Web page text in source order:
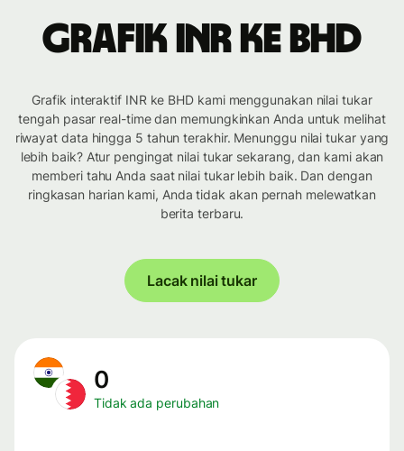
Grafik INR ke BHD
Grafik interaktif INR ke BHD kami menggunakan nilai tukar
tengah pasar real-time dan memungkinkan Anda untuk melihat
riwayat data hingga 5 tahun terakhir. Menunggu nilai tukar yang
lebih baik? Atur pengingat nilai tukar sekarang, dan kami akan
memberi tahu Anda saat nilai tukar lebih baik. Dan dengan
ringkasan harian kami, Anda tidak akan pernah melewatkan
berita terbaru.
Lacak nilai tukar
0
Tidak ada perubahan